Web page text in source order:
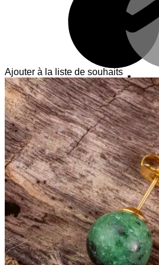
Ajouter à la liste de souhaits